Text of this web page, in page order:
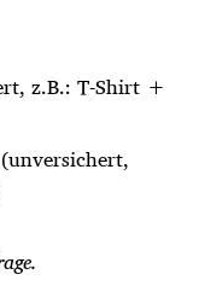
z.B.: T-Shirt +